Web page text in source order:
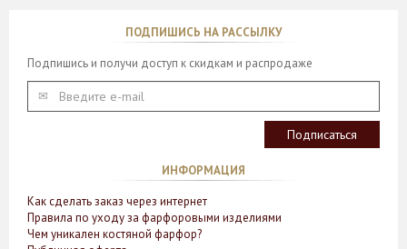
ПОДПИШИСЬ НА РАССЫЛКУ
Подпишись и получи доступ к скидкам и распродаже
ИНФОРМАЦИЯ
Как сделать заказ через интернет
Правила по уходу за фарфоровыми изделиями
Чем уникален костяной фарфор?